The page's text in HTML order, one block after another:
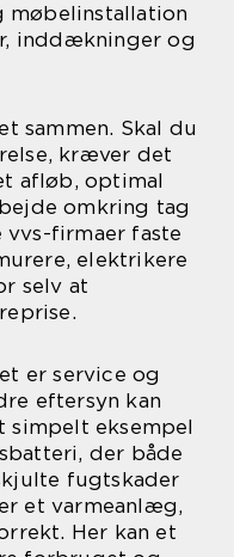
møbelinstallation
inddækninger og
sammen. Skal du
kræver det
afløb, optimal
omkring tag
vvs-firmaer faste
elektrikere
selv at
er service og
eftersyn kan
simpelt eksempel
der både
fugtskader
et varmeanlæg,
Her kan et